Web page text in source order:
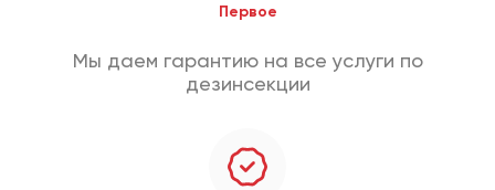
Первое
Мы даем гарантию на все услуги по
дезинсекции